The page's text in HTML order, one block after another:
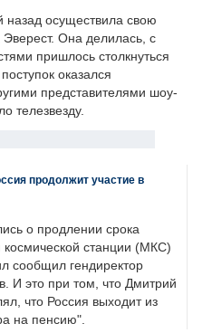
назад осуществила свою
Она делилась, с
пришлось столкнуться
оказался
представителями шоу-
телезвезду.
продолжит участие в
о продлении срока
станции (МКС)
сообщил гендиректор
И это при том, что Дмитрий
что Россия выходит из
на пенсию".